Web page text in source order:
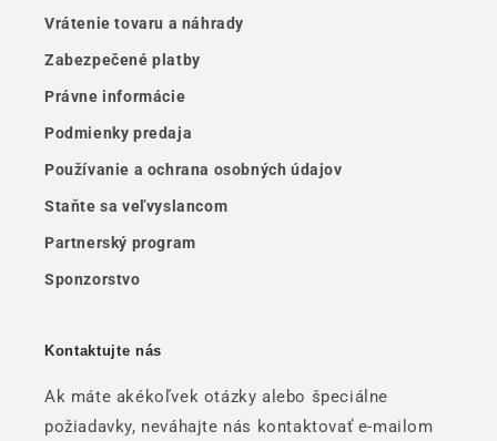
Vrátenie tovaru a náhrady
Zabezpečené platby
Právne informácie
Podmienky predaja
Používanie a ochrana osobných údajov
Staňte sa veľvyslancom
Partnerský program
Sponzorstvo
Kontaktujte nás
Ak máte akékoľvek otázky alebo špeciálne
požiadavky, neváhajte nás kontaktovať e-mailom